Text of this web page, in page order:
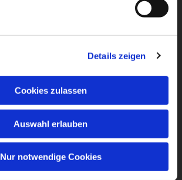
Details zeigen
Cookies zulassen
Auswahl erlauben
Nur notwendige Cookies